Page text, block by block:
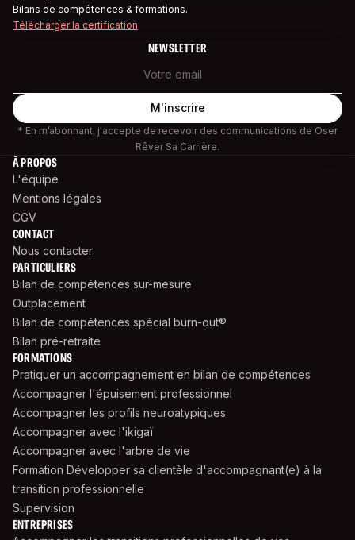
Bilans de compétences & formations.
Télécharger la certification
NEWSLETTER
* En m’abonnant, j'accepte de recevoir des communications de Oser
Rêver Sa Carrière.
À PROPOS
L'équipe
Mentions légales
CGV
CONTACT
Nous contacter
PARTICULIERS
Bilan de compétences sur-mesure
Outplacement
Bilan de compétences spécial burn-out®
Bilan pré-retraite
FORMATIONS
Pratiquer un accompagnement en bilan de compétences
Accompagner l'épuisement professionnel
Accompagner les profils neuroatypiques
Accompagner avec l'ikigaï
Accompagner avec l'arbre de vie
Formation Développer sa clientèle d'accompagnant(e) à la
transition professionnelle
Supervision
ENTREPRISES